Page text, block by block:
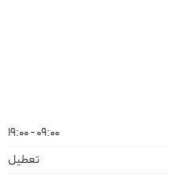
09:00 - 19:00
تعطیل